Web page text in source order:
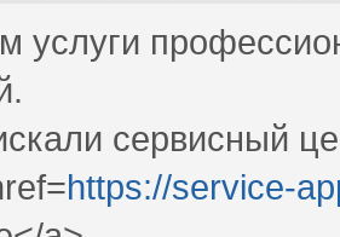
услуги
сервисный
https://service-